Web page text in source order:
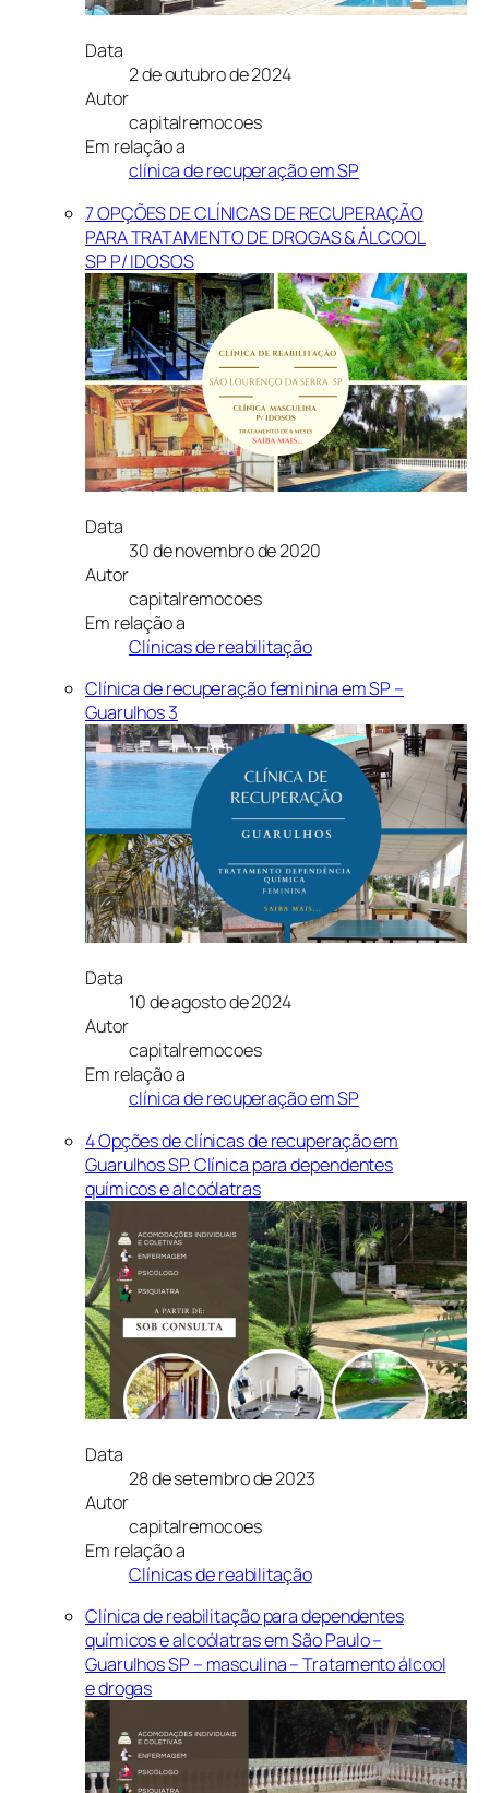
Data
2 de outubro de 2024
Autor
capitalremocoes
Em relação a
clínica de recuperação em SP
7 OPÇÕES DE CLÍNICAS DE RECUPERAÇÃO
PARA TRATAMENTO DE DROGAS & ÁLCOOL
SP P/ IDOSOS
Data
30 de novembro de 2020
Autor
capitalremocoes
Em relação a
Clínicas de reabilitação
Clínica de recuperação feminina em SP –
Guarulhos 3
Data
10 de agosto de 2024
Autor
capitalremocoes
Em relação a
clínica de recuperação em SP
4 Opções de clínicas de recuperação em
Guarulhos SP. Clínica para dependentes
químicos e alcoólatras
Data
28 de setembro de 2023
Autor
capitalremocoes
Em relação a
Clínicas de reabilitação
Clínica de reabilitação para dependentes
químicos e alcoólatras em São Paulo –
Guarulhos SP – masculina – Tratamento álcool
e drogas